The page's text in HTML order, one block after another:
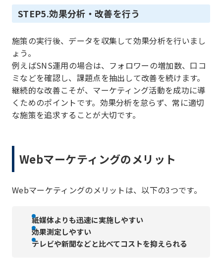
STEP5.効果分析・改善を行う
施策の実行後、データを収集して効果分析を行いまし
ょう。
例えばSNS運用の場合は、フォロワーの増加数、口コ
ミなどを確認し、課題点を抽出して改善を続けます。
継続的な改善こそが、マーケティング活動を成功に導
くためのポイントです。効果分析を怠らず、常に適切
な施策を追求することが大切です。
Webマーケティングのメリット
Webマーケティングのメリットは、以下の3つです。
紙媒体よりも迅速に実施しやすい
効果測定しやすい
テレビや新聞などと比べてコストを抑えられる